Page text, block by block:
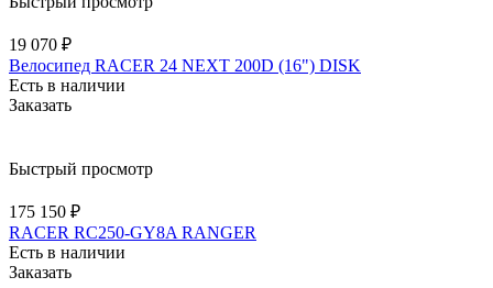
19 070 ₽
Велосипед RACER 24 NEXT 200D (16") DISK
Есть в наличии
Заказать
Быстрый просмотр
175 150 ₽
RACER RC250-GY8A RANGER
Есть в наличии
Заказать